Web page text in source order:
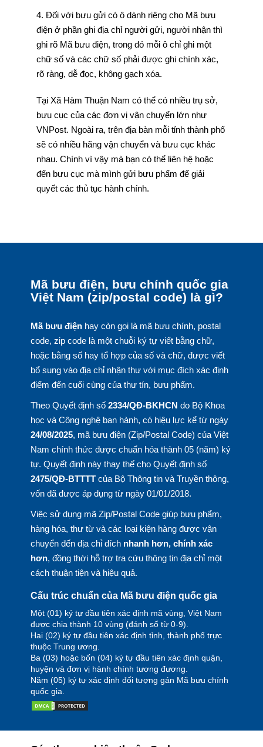
4. Đối với bưu gửi có ô dành riêng cho Mã bưu
điện ở phần ghi địa chỉ người gửi, người nhận thì
ghi rõ Mã bưu điện, trong đó mỗi ô chỉ ghi một
chữ số và các chữ số phải được ghi chính xác,
rõ ràng, dễ đọc, không gạch xóa.
Tại Xã Hàm Thuận Nam có thể có nhiều trụ sở,
bưu cục của các đơn vị vận chuyển lớn như
VNPost. Ngoài ra, trên địa bàn mỗi tỉnh thành phố
sẽ có nhiều hãng vận chuyển và bưu cục khác
nhau. Chính vì vậy mà bạn có thể liên hệ hoặc
đến bưu cục mà mình gửi bưu phẩm để giải
quyết các thủ tục hành chính.
Mã bưu điện, bưu chính quốc gia
Việt Nam (zip/postal code) là gì?
Mã bưu điệnhay còn gọi là mã bưu chính, postal
code, zip code là một chuỗi ký tự viết bằng chữ,
hoặc bằng số hay tổ hợp của số và chữ, được viết
bổ sung vào địa chỉ nhận thư với mục đích xác định
điểm đến cuối cùng của thư tín, bưu phẩm.
Theo Quyết định số 2334/QĐ-BKHCN do Bộ Khoa
học và Công nghệ ban hành, có hiệu lực kể từ ngày
24/08/2025, mã bưu điện (Zip/Postal Code) của Việt
Nam chính thức được chuẩn hóa thành 05 (năm) ký
tự. Quyết định này thay thế cho Quyết định số
2475/QĐ-BTTTTcủa Bộ Thông tin và Truyền thông,
vốn đã được áp dụng từ ngày 01/01/2018.
Việc sử dụng mã Zip/Postal Code giúp bưu phẩm,
hàng hóa, thư từ và các loại kiện hàng được vận
chuyển đến địa chỉ đích nhanh hơn, chính xác
hơn, đồng thời hỗ trợ tra cứu thông tin địa chỉ một
cách thuận tiện và hiệu quả.
Cấu trúc chuẩn của Mã bưu điện quốc gia
Một (01) ký tự đầu tiên xác định mã vùng, Việt Nam
được chia thành 10 vùng (đánh số từ 0-9).
Hai (02) ký tự đầu tiên xác định tỉnh, thành phố trực
thuộc Trung ương.
Ba (03) hoặc bốn (04) ký tự đầu tiên xác định quận,
huyện và đơn vị hành chính tương đương.
Năm (05) ký tự xác định đối tượng gán Mã bưu chính
quốc gia.